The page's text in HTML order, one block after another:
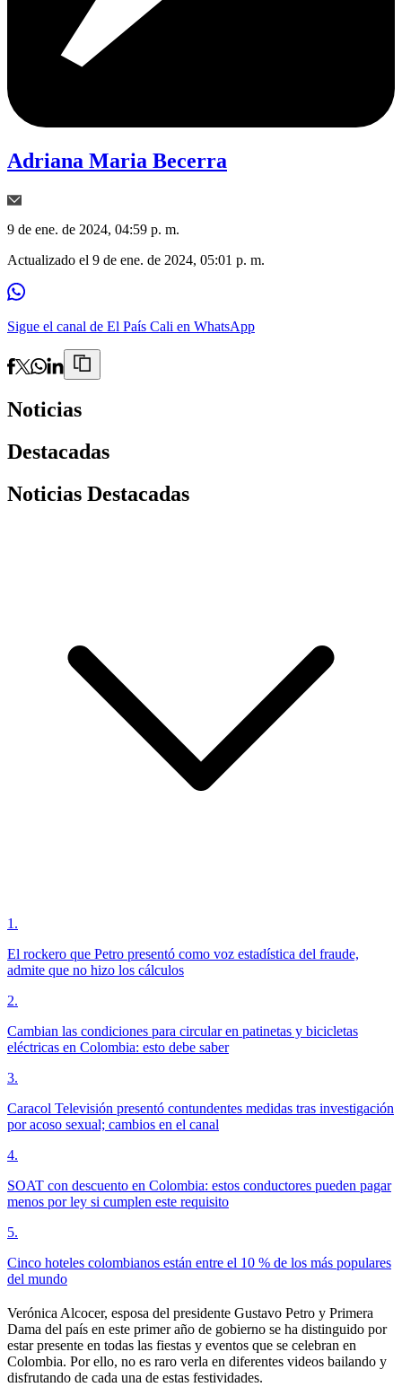
Adriana Maria Becerra
9 de ene. de 2024, 04:59 p. m.
Actualizado el 9 de ene. de 2024, 05:01 p. m.
Sigue el canal de El País Cali en WhatsApp
Noticias
Destacadas
Noticias Destacadas
1 .
El rockero que Petro presentó como voz estadística del fraude,
admite que no hizo los cálculos
2.
Cambian las condiciones para circular en patinetas y bicicletas
eléctricas en Colombia: esto debe saber
3.
Caracol Televisión presentó contundentes medidas tras investigación
por acoso sexual; cambios en el canal
4.
SOAT con descuento en Colombia: estos conductores pueden pagar
menos por ley si cumplen este requisito
5.
Cinco hoteles colombianos están entre el 10 % de los más populares
del mundo
Verónica Alcocer, esposa del presidente Gustavo Petro y Primera
Dama del país en este primer año de gobierno se ha distinguido por
estar presente en todas las fiestas y eventos que se celebran en
Colombia. Por ello, no es raro verla en diferentes videos bailando y
disfrutando de cada una de estas festividades.